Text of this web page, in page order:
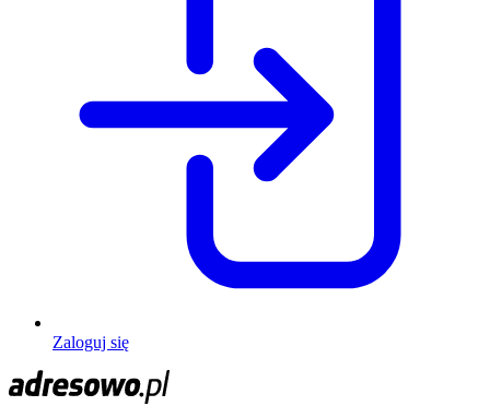
Zaloguj się